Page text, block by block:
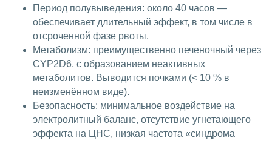
Период полувыведения: около 40 часов —
обеспечивает длительный эффект, в том числе в
отсроченной фазе рвоты.
Метаболизм: преимущественно печеночный через
CYP2D6, с образованием неактивных
метаболитов. Выводится почками (< 10 % в
неизменённом виде).
Безопасность: минимальное воздействие на
электролитный баланс, отсутствие угнетающего
эффекта на ЦНС, низкая частота «синдрома